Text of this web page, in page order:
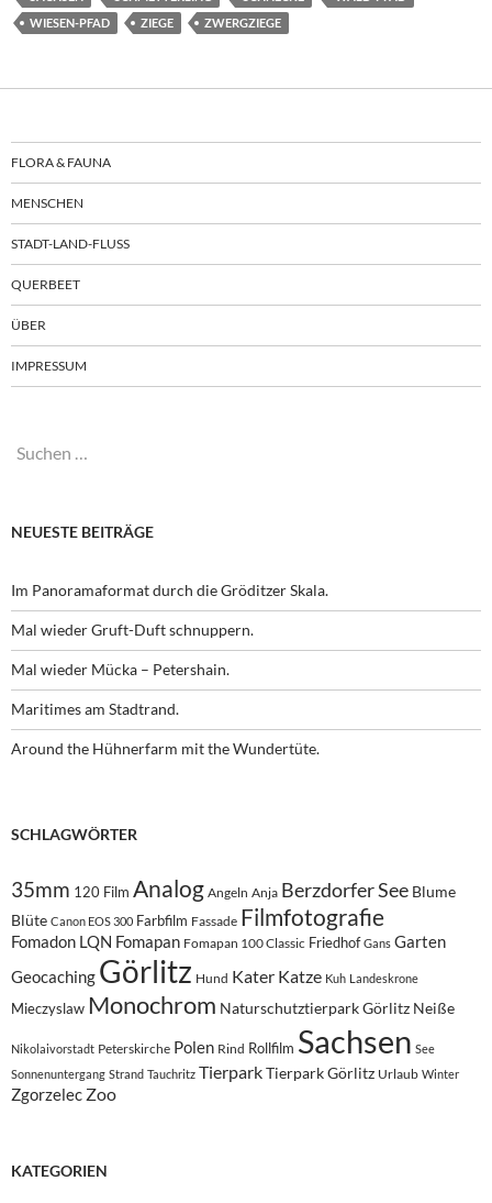
WIESEN-PFAD
ZIEGE ZWERGZIEGE
FLORA & FAUNA
MENSCHEN
STADT-LAND-FLUSS
QUERBEET
ÜBER
IMPRESSUM
Suchen
NEUESTE BEITRÄGE
Im Panoramaformat durch die Gröditzer Skala.
Mal wieder Gruft-Duft schnuppern.
Mal wieder Mücka – Petershain.
Maritimes am Stadtrand.
Around the Hühnerfarm mit the Wundertüte.
SCHLAGWÖRTER
35mm 120 Film Analog Angeln Anja Berzdorfer See Blume
Blüte Canon EOS 300 Farbfilm Fassade Filmfotografie
Fomadon LQN Fomapan Fomapan 100 Classic Friedhof Gans Garten
Geocaching Görlitz Hund Kater Katze Kuh Landeskrone
Mieczyslaw Monochrom Naturschutztierpark Görlitz Neiße
Nikolaivorstadt Peterskirche Polen Rind Rollfilm Sachsen See
Sonnenuntergang Strand Tauchritz TierparkTierpark Görlitz Urlaub Winter
Zgorzelec Zoo
KATEGORIEN